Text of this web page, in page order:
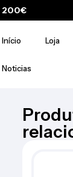
200€
Início
Loja
Noticias